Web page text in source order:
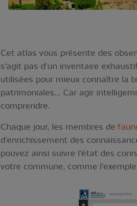
Cet atlas vous présente des
s'agit pas d'un inventaire
utilisées pour mieux connaître la
patrimoniales… Car agir
comprendre.
Chaque jour, les membres de
d'enrichissement des
pouvez ainsi suivre l'état des
votre commune, comme